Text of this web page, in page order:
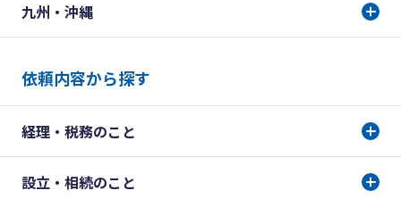
九州・沖縄
依頼内容から探す
経理・税務のこと
設立・相続のこと